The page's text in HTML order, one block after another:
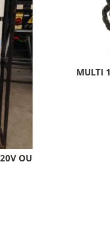
OU
MULTI